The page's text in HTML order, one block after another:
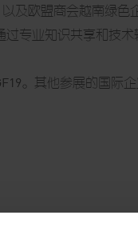
及欧盟商会越南绿
专业知识共享和技术
。其他参展的国际